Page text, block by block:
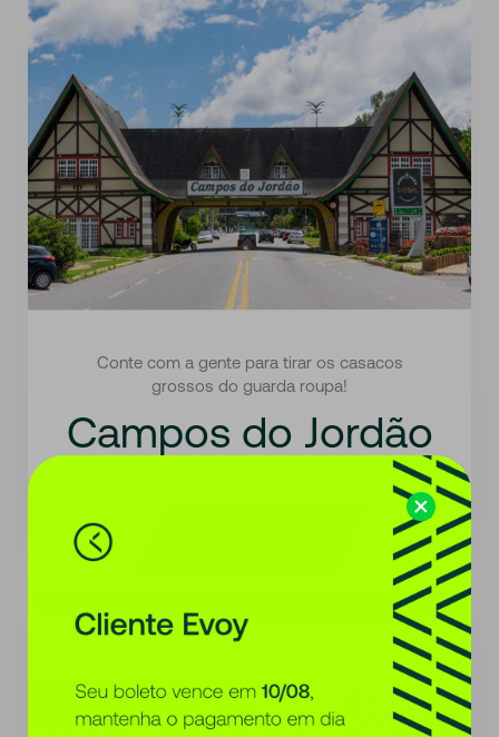
Conte com a gente para tirar os casacos
grossos do guarda roupa!
Campos do Jordão